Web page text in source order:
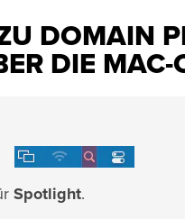
DOMAIN
DIE MAC-
Spotlight.